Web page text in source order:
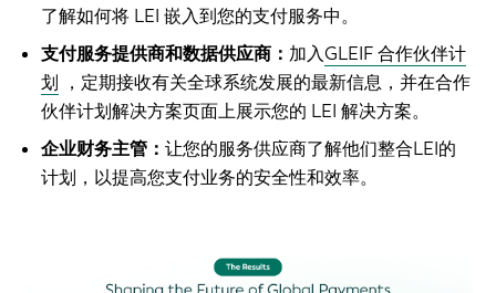
了解如何将 LEI 嵌入到您的支付服务中。
支付服务提供商和数据供应商： 加入GLEIF 合作伙伴计
划 ，定期接收有关全球系统发展的最新信息，并在合作
伙伴计划解决方案页面上展示您的 LEI 解决方案。
企业财务主管： 让您的服务供应商了解他们整合LEI的
计划，以提高您支付业务的安全性和效率。